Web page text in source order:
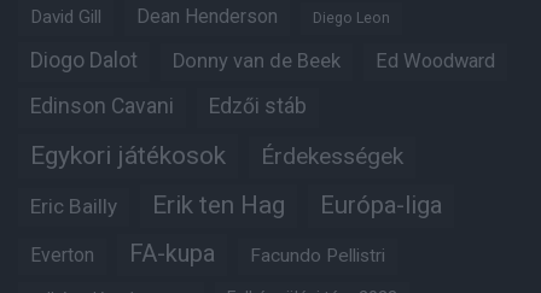
David Gill Dean Henderson Diego Leon
Diogo Dalot Donny van de Beek Ed Woodward
Edinson Cavani Edzői stáb
Egykori játékosok Érdekességek
Eric Bailly Erik ten Hag Európa-liga
Everton FA-kupa Facundo Pellistri